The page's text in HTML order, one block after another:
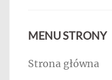
MENU STRONY
Strona główna